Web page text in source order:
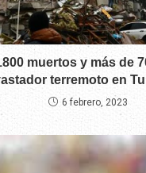
muertos y más de
terremoto en
6 febrero, 2023